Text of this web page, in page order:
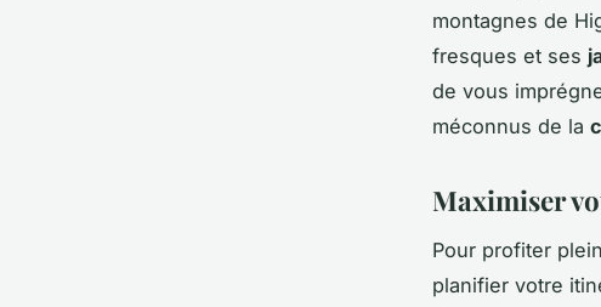
montagnes de
fresques et ses
de vous
méconnus de la
Maximiser
Pour profiter
planifier votre